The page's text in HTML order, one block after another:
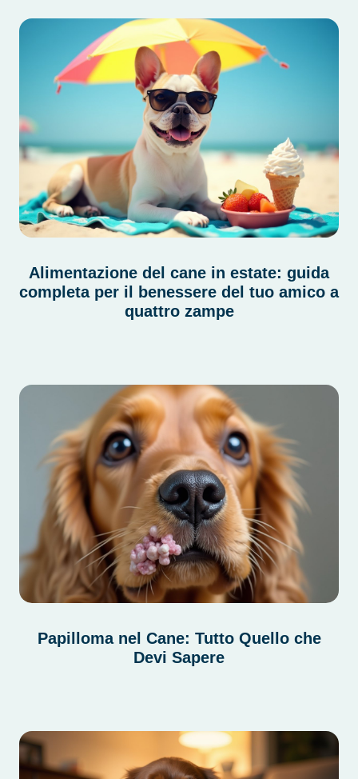
Alimentazione del cane in estate: guida
completa per il benessere del tuo amico a
quattro zampe
Papilloma nel Cane: Tutto Quello che
Devi Sapere